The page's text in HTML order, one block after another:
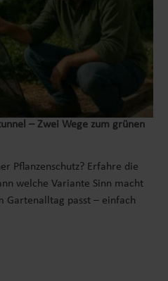
– Zwei Wege zum grünen
Pflanzenschutz? Erfahre die
welche Variante Sinn macht
Gartenalltag passt – einfach